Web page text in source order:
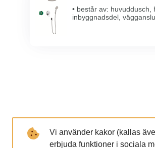
• består av: huvuddusch,
inbyggnadsdel,
LÄNKAR
Vi använder kakor (kallas
erbjuda funktioner i sociala